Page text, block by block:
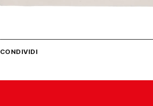
CONDIVIDI